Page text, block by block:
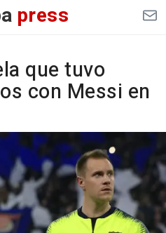
press
que tuvo
con Messi en